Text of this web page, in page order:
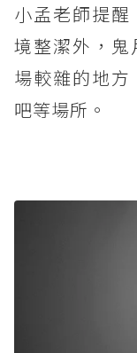
小孟老師提
境整潔外，
場較雜的地
吧等場所。